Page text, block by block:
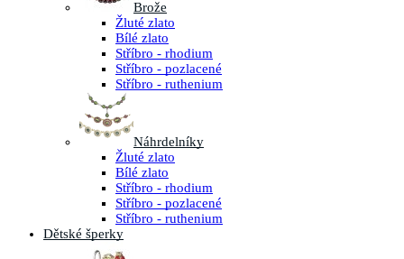
Brože
Žluté zlato
Bílé zlato
Stříbro - rhodium
Stříbro - pozlacené
Stříbro - ruthenium
Náhrdelníky
Žluté zlato
Bílé zlato
Stříbro - rhodium
Stříbro - pozlacené
Stříbro - ruthenium
Dětské šperky